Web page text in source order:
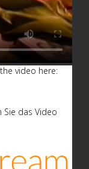
video here:
Sie das Video